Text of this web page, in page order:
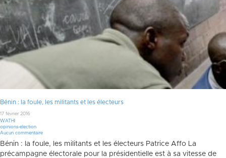
Bénin : la foule, les militants et les électeurs
17 février 2016
WATHI
opinions-election
Aucun commentaire
Bénin : la foule, les militants et les électeurs Patrice Affo La
précampagne électorale pour la présidentielle est à sa vitesse de